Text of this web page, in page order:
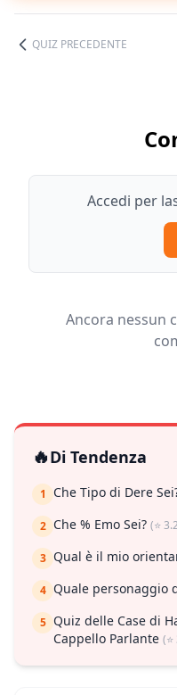
QUIZ PRECEDENTE
Accedi per
Ancora nessun
🔥Di Tendenza
1 Che Tipo di Dere
2 Che % Emo Sei? (⭐
3 Qual è il mio
4 Quale personaggio
5 Quiz delle Case di
Cappello Parlante